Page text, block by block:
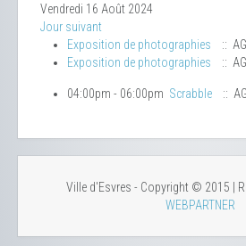
Vendredi 16 Août 2024
Jour suivant
Exposition de photographies
::
Exposition de photographies
::
04:00pm - 06:00pm Scrabble ::
Ville d'Esvres - Copyright © 2015 |
WEBPARTNER